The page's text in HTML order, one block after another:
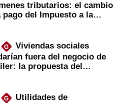
tributarios: el cambio
pago del Impuesto a la
G
Viviendas sociales
fuera del negocio de
la propuesta del
G
Utilidades de